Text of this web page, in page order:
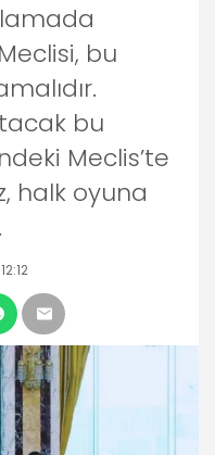
bu
bu
Meclis’te
halk oyuna